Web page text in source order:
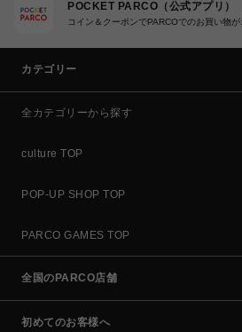
POCKET PARCO（公式アプリ）
コイン＆クーポンでPARCOでのお買い物が
カテゴリー
全カテゴリーから探す
culture TOP
POP-UP SHOP TOP
PARCO GAMES TOP
全国のPARCO店舗
初めてのお客様へ